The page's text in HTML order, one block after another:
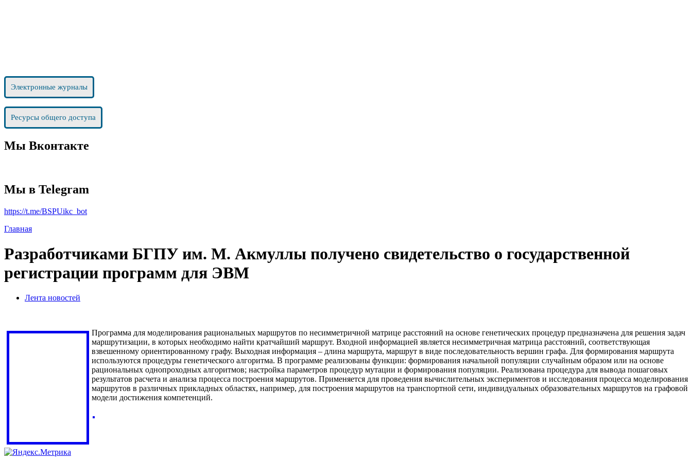
Электронные журналы
Ресурсы общего доступа
Мы Вконтакте
Мы в Telegram
https://t.me/BSPUikc_bot
Главная
Разработчиками БГПУ им. М. Акмуллы получено свидетельство о государственной
регистрации программ для ЭВМ
Лента новостей
Программа для моделирования рациональных маршрутов по несимметричной матрице расстояний на основе генетических процедур предназначена для решения задач
маршрутизации, в которых необходимо найти кратчайший маршрут. Входной информацией является несимметричная матрица расстояний, соответствующая
взвешенному ориентированному графу. Выходная информация – длина маршрута, маршрут в виде последовательность вершин графа. Для формирования маршрута
используются процедуры генетического алгоритма. В программе реализованы функции: формирования начальной популяции случайным образом или на основе
рациональных однопроходных алгоритмов; настройка параметров процедур мутации и формирования популяции. Реализована процедура для вывода пошаговых
результатов расчета и анализа процесса построения маршрутов. Применяется для проведения вычислительных экспериментов и исследования процесса моделирования
маршрутов в различных прикладных областях, например, для построения маршрутов на транспортной сети, индивидуальных образовательных маршрутов на графовой
модели достижения компетенций.